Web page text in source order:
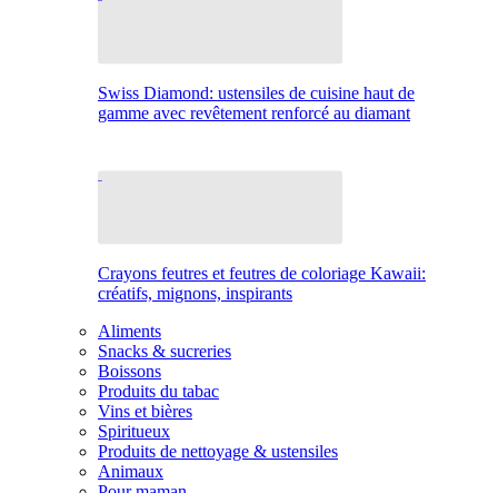
Swiss Diamond: ustensiles de cuisine haut de
gamme avec revêtement renforcé au diamant
Crayons feutres et feutres de coloriage Kawaii:
créatifs, mignons, inspirants
Aliments
Snacks & sucreries
Boissons
Produits du tabac
Vins et bières
Spiritueux
Produits de nettoyage & ustensiles
Animaux